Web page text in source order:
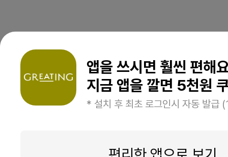
앱을 쓰시면 훨씬 편해
지금 앱을 깔면 5천원
* 설치 후 최초 로그인시 자동 발급